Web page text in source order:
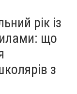
рік із
що
з